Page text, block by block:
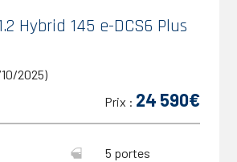
Hybrid 145 e-DCS6 Plus
2025)
Prix : 24 590€
5 portes